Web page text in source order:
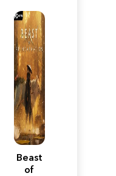
Y
Beast
of